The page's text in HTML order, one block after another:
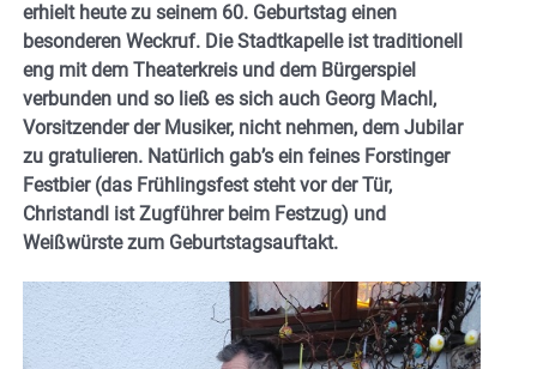
erhielt heute zu seinem 60. Geburtstag einen
besonderen Weckruf. Die Stadtkapelle ist traditionell
eng mit dem Theaterkreis und dem Bürgerspiel
verbunden und so ließ es sich auch Georg Machl,
Vorsitzender der Musiker, nicht nehmen, dem Jubilar
zu gratulieren. Natürlich gab’s ein feines Forstinger
Festbier (das Frühlingsfest steht vor der Tür,
Christandl ist Zugführer beim Festzug) und
Weißwürste zum Geburtstagsauftakt.